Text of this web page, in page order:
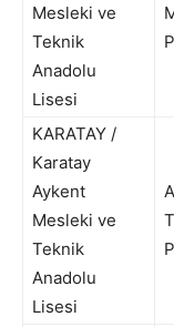
Mesleki ve
Teknik
Anadolu
Lisesi
KARATAY /
Karatay
Aykent
Mesleki ve
Teknik
Anadolu
Lisesi